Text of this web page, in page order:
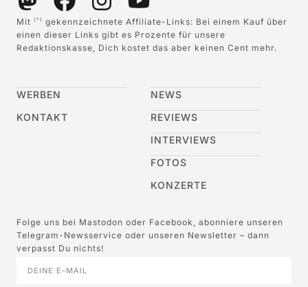
Mit (*)
gekennzeichnete Affiliate-Links: Bei einem Kauf über
einen dieser Links gibt es Prozente für unsere
Redaktionskasse, Dich kostet das aber keinen Cent mehr.
WERBEN
KONTAKT
NEWS
REVIEWS
INTERVIEWS
FOTOS
KONZERTE
Folge uns bei Mastodon oder Facebook, abonniere unseren
Telegram-Newsservice oder unseren Newsletter – dann
verpasst Du nichts!